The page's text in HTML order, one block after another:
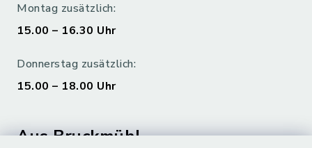
Montag zusätzlich:
15.00 – 16.30 Uhr
Donnerstag zusätzlich:
15.00 – 18.00 Uhr
Aus Bruckmühl